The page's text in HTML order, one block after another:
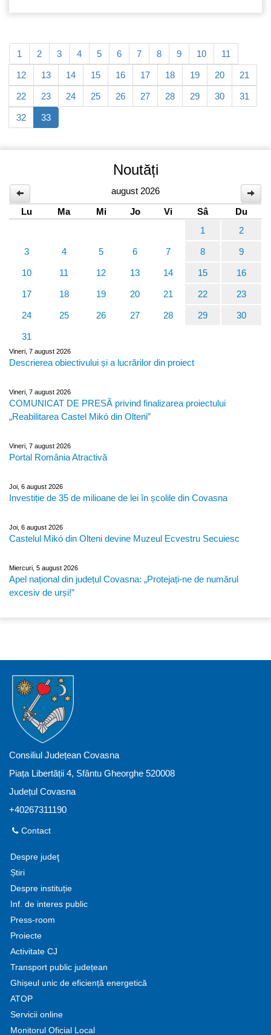
1 2 3 4 5 6 7 8 9 10 11
12 13 14 15 16 17 18 19 20 21
22 23 24 25 26 27 28 29 30 31
32 33
Noutăți
august 2026
Lu
Ma Mi Jo Vi Sâ
Du
1
2
3 4 5 6 7 8 9
10 11 12 13 14 15 16
17 18 19 20 21 22 23
24 25 26 27 28 29 30
31
Vineri, 7 august 2026
Descrierea obiectivului și a lucrărilor din proiect
Vineri, 7 august 2026
COMUNICAT DE PRESĂ privind finalizarea proiectului
„Reabilitarea Castel Mikó din Olteni”
Vineri, 7 august 2026
Portal România Atractivă
Joi, 6 august 2026
Investiție de 35 de milioane de lei în școlile din Covasna
Joi, 6 august 2026
Castelul Mikó din Olteni devine Muzeul Ecvestru Secuiesc
Miercuri, 5 august 2026
Apel național din județul Covasna: „Protejați-ne de numărul
excesiv de urși!”
Consiliul Județean Covasna
Piața Libertății 4, Sfântu Gheorghe 520008
Județul Covasna
+40267311190
Contact
Despre judeţ
Știri
Despre instituție
Inf. de interes public
Press-room
Proiecte
Activitate CJ
Transport public județean
Ghișeul unic de eficiență energetică
ATOP
Servicii online
Monitorul Oficial Local